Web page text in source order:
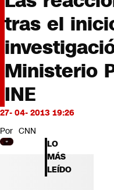
Programas completos
Cultura
Servicios
Bits
CNN tiempo
Futuro 360
Opinión
tras el
Ministerio
INE
27- 04- 2013 19:26
Por CNN
LO
MÁS
LEÍDO